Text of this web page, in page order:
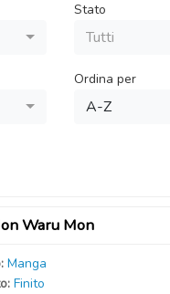
Stato
Tutti
Ordina per
A-Z
Waru Mon
Manga
Finito